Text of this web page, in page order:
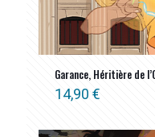
Garance, Héritière de
14,90 €